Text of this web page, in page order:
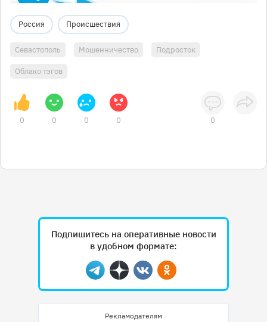
Россия Происшествия
Севастополь Мошенничество Подросток
Облако тэгов
0 0 0 0 0
Подпишитесь на оперативные новости
в удобном формате:
Telegram
ДзенВконтактеОдноклассники
Рекламодателям